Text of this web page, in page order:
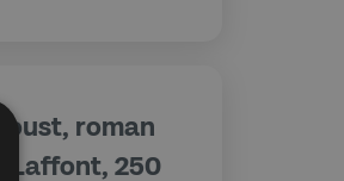
roman
Laffont, 250